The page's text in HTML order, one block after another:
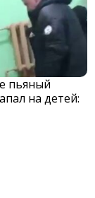
пьяный
на детей: